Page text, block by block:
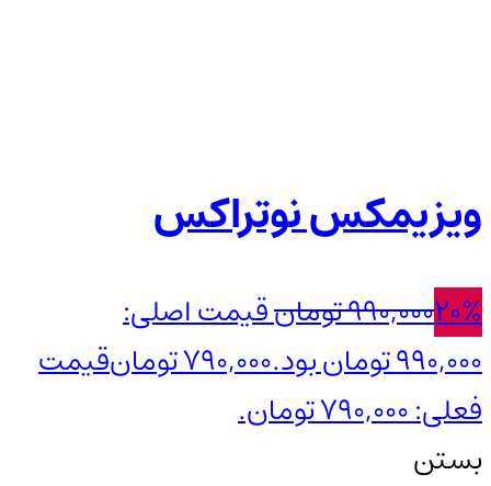
ویزیمکس نوتراکس
20%
990,000تومانقیمت اصلی:
990,000 تومان بود.
790,000تومانقیمت
فعلی: 790,000 تومان.
بستن